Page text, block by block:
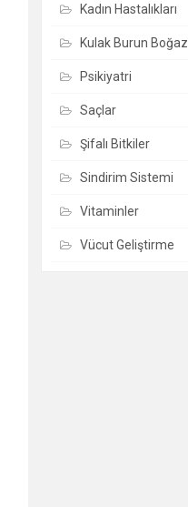
Kadın Hastalıkları
Kulak Burun Boğaz
Psikiyatri
Saçlar
Şifalı Bitkiler
Sindirim Sistemi
Vitaminler
Vücut Geliştirme